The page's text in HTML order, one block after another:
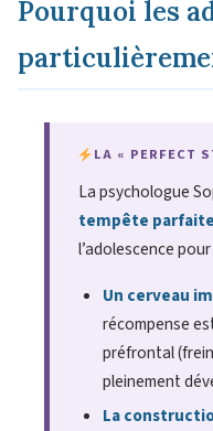
Pourquoi les
LA « PERFECT
La psychologue
tempête parfaite
l’adolescence
Un cerveau
récompense
préfrontal
pleinement
La